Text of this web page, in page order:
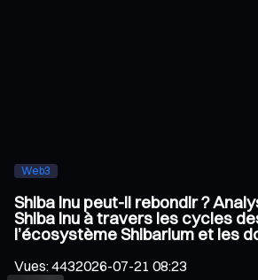
Web3
Shiba Inu peut-il rebondir ?
Shiba Inu à travers les cycles
l’écosystème Shibarium et les
Vues:4432026-07-21 08:23